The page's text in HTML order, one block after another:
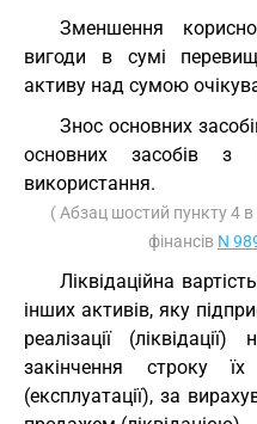
Зменшення
вигоди в сумі
активу над сумою
Знос основних
основних засобів з
використання.
( Абзац шостий пункту 4 в
фінансів N
Ліквідаційна
інших активів, яку
реалізації
закінчення строку
(експлуатації), за